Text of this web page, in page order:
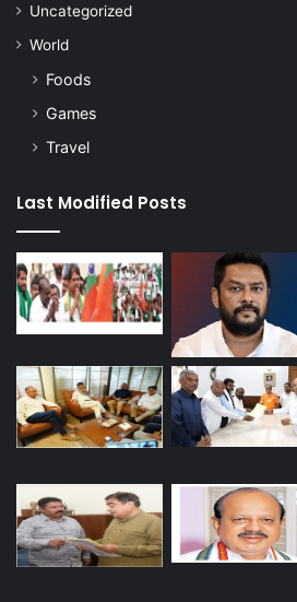
Uncategorized
World
Foods
Games
Travel
Last Modified Posts